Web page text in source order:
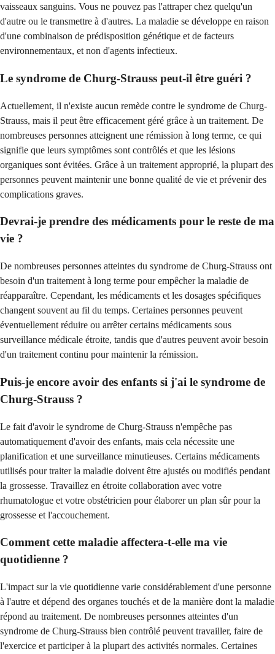
vaisseaux sanguins. Vous ne pouvez pas l'attraper chez quelqu'un
d'autre ou le transmettre à d'autres. La maladie se développe en raison
d'une combinaison de prédisposition génétique et de facteurs
environnementaux, et non d'agents infectieux.
Le syndrome de Churg-Strauss peut-il être guéri ?
Actuellement, il n'existe aucun remède contre le syndrome de Churg-
Strauss, mais il peut être efficacement géré grâce à un traitement. De
nombreuses personnes atteignent une rémission à long terme, ce qui
signifie que leurs symptômes sont contrôlés et que les lésions
organiques sont évitées. Grâce à un traitement approprié, la plupart des
personnes peuvent maintenir une bonne qualité de vie et prévenir des
complications graves.
Devrai-je prendre des médicaments pour le reste de ma
vie ?
De nombreuses personnes atteintes du syndrome de Churg-Strauss ont
besoin d'un traitement à long terme pour empêcher la maladie de
réapparaître. Cependant, les médicaments et les dosages spécifiques
changent souvent au fil du temps. Certaines personnes peuvent
éventuellement réduire ou arrêter certains médicaments sous
surveillance médicale étroite, tandis que d'autres peuvent avoir besoin
d'un traitement continu pour maintenir la rémission.
Puis-je encore avoir des enfants si j'ai le syndrome de
Churg-Strauss ?
Le fait d'avoir le syndrome de Churg-Strauss n'empêche pas
automatiquement d'avoir des enfants, mais cela nécessite une
planification et une surveillance minutieuses. Certains médicaments
utilisés pour traiter la maladie doivent être ajustés ou modifiés pendant
la grossesse. Travaillez en étroite collaboration avec votre
rhumatologue et votre obstétricien pour élaborer un plan sûr pour la
grossesse et l'accouchement.
Comment cette maladie affectera-t-elle ma vie
quotidienne ?
L'impact sur la vie quotidienne varie considérablement d'une personne
à l'autre et dépend des organes touchés et de la manière dont la maladie
répond au traitement. De nombreuses personnes atteintes d'un
syndrome de Churg-Strauss bien contrôlé peuvent travailler, faire de
l'exercice et participer à la plupart des activités normales. Certaines